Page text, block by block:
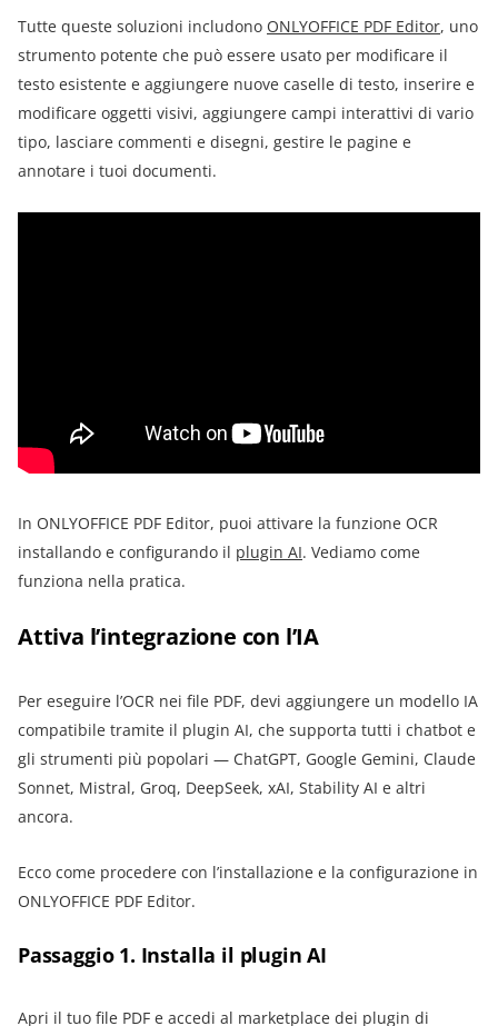
Tutte queste soluzioni includono ONLYOFFICE PDF Editor, uno
strumento potente che può essere usato per modificare il
testo esistente e aggiungere nuove caselle di testo, inserire e
modificare oggetti visivi, aggiungere campi interattivi di vario
tipo, lasciare commenti e disegni, gestire le pagine e
annotare i tuoi documenti.
In ONLYOFFICE PDF Editor, puoi attivare la funzione OCR
installando e configurando il plugin AI. Vediamo come
funziona nella pratica.
Attiva l’integrazione con l’IA
Per eseguire l’OCR nei file PDF, devi aggiungere un modello IA
compatibile tramite il plugin AI, che supporta tutti i chatbot e
gli strumenti più popolari — ChatGPT, Google Gemini, Claude
Sonnet, Mistral, Groq, DeepSeek, xAI, Stability AI e altri
ancora.
Ecco come procedere con l’installazione e la configurazione in
ONLYOFFICE PDF Editor.
Passaggio 1. Installa il plugin AI
Apri il tuo file PDF e accedi al marketplace dei plugin di